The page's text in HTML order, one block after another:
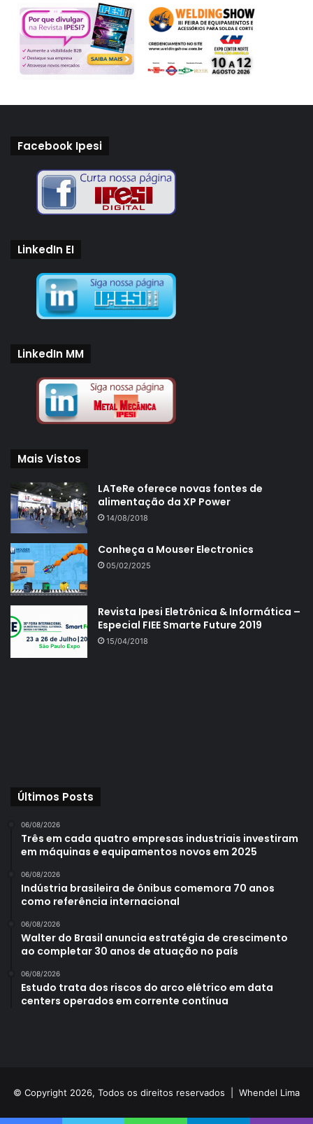
Facebook Ipesi
LinkedIn EI
LinkedIn MM
Mais Vistos
LATeRe oferece novas fontes de
alimentação da XP Power
14/08/2018
Conheça a Mouser Electronics
05/02/2025
Revista Ipesi Eletrônica & Informática –
Especial FIEE Smarte Future 2019
15/04/2018
Últimos Posts
06/08/2026
Três em cada quatro empresas industriais investiram
em máquinas e equipamentos novos em 2025
06/08/2026
Indústria brasileira de ônibus comemora 70 anos
como referência internacional
06/08/2026
Walter do Brasil anuncia estratégia de crescimento
ao completar 30 anos de atuação no país
06/08/2026
Estudo trata dos riscos do arco elétrico em data
centers operados em corrente contínua
© Copyright 2026, Todos os direitos reservados | Whendel Lima